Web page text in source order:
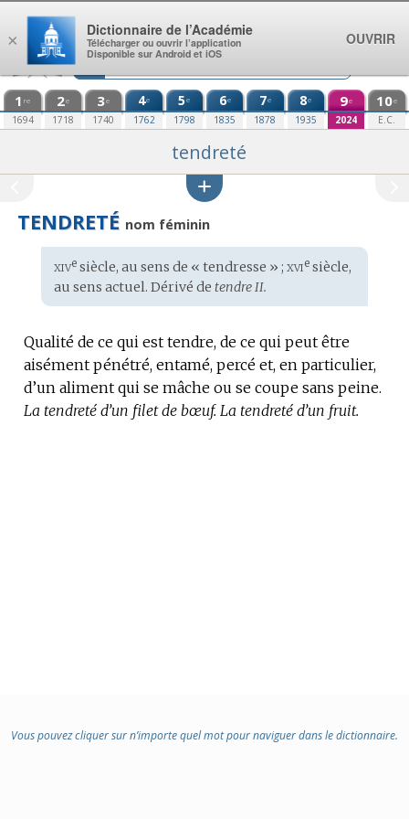
Aller au contenu
1 re
1694
2e
1718
3e
1740
4e
1762
5e
1798
6e
1835
7e
1878
8e
1935
9e
2024
10e
E.C.
tendreté
TENDRETÉ nom féminin
Étymologie
:
xivesiècle, au sens de « tendresse » ; xviesiècle,
au sens actuel. Dérivé de tendre II.
Qualité de ce qui est tendre, de ce qui peut être
aisément pénétré, entamé, percé et, en particulier,
d’un aliment qui se mâche ou se coupe sans peine.
La tendreté d’un filet de bœuf. La tendreté d’un fruit.
Vous pouvez cliquer sur n’importe quel mot pour naviguer dans le dictionnaire.
×
Dictionnaire de l’Académie
Télécharger ou ouvrir l’application
Disponible sur Android et iOS
OUVRIR